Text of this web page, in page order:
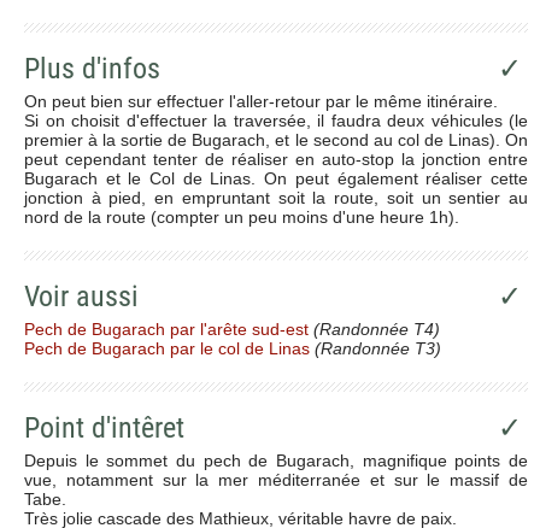
Plus d'infos ✓
On peut bien sur effectuer l'aller-retour par le même itinéraire.
Si on choisit d'effectuer la traversée, il faudra deux véhicules (le
premier à la sortie de Bugarach, et le second au col de Linas). On
peut cependant tenter de réaliser en auto-stop la jonction entre
Bugarach et le Col de Linas. On peut également réaliser cette
jonction à pied, en empruntant soit la route, soit un sentier au
nord de la route (compter un peu moins d'une heure 1h).
Voir aussi ✓
Pech de Bugarach par l'arête sud-est (Randonnée T4)
Pech de Bugarach par le col de Linas (Randonnée T3)
Point d'intêret ✓
Depuis le sommet du pech de Bugarach, magnifique points de
vue, notamment sur la mer méditerranée et sur le massif de
Tabe.
Très jolie cascade des Mathieux, véritable havre de paix.